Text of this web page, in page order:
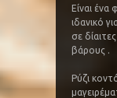
Είναι ένα
ιδανικό
σε
βάρους .
Ρύζι